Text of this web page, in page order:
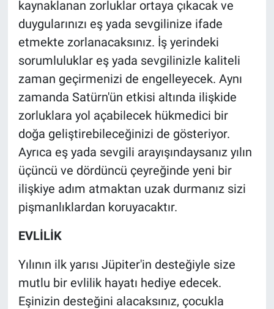
kaynaklanan zorluklar ortaya çıkacak ve
duygularınızı eş yada sevgilinize ifade
etmekte zorlanacaksınız. İş yerindeki
sorumluluklar eş yada sevgilinizle kaliteli
zaman geçirmenizi de engelleyecek. Aynı
zamanda Satürn'ün etkisi altında ilişkide
zorluklara yol açabilecek hükmedici bir
doğa geliştirebileceğinizi de gösteriyor.
Ayrıca eş yada sevgili arayışındaysanız yılın
üçüncü ve dördüncü çeyreğinde yeni bir
ilişkiye adım atmaktan uzak durmanız sizi
pişmanlıklardan koruyacaktır.
EVLİLİK
Yılının ilk yarısı Jüpiter'in desteğiyle size
mutlu bir evlilik hayatı hediye edecek.
Eşinizin desteğini alacaksınız, çocukla